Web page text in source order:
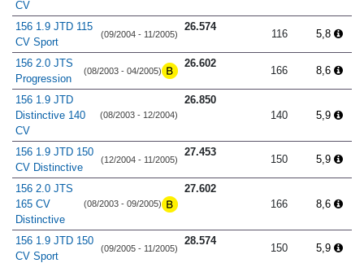
CV
156 1.9 JTD 115
CV Sport
(09/2004 - 11/2005)
26.574
116 5,8
156 2.0 JTS
Progression
(08/2003 - 04/2005)
26.602
166 8,6
156 1.9 JTD
Distinctive 140
CV
(08/2003 - 12/2004)
26.850
140
5,9
156 1.9 JTD 150
CV Distinctive
(12/2004 - 11/2005)
27.453
150 5,9
156 2.0 JTS
165 CV
Distinctive
(08/2003 - 09/2005)
27.602
166
8,6
156 1.9 JTD 150
CV Sport
(09/2005 - 11/2005)
28.574
150 5,9